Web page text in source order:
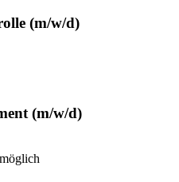
(m/w/d)
(m/w/d)